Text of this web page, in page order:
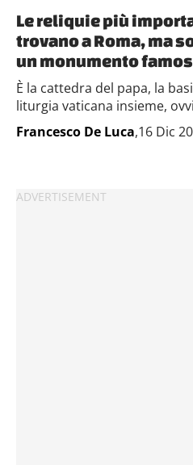
Le reliquie più
trovano a Roma, ma
un monumento
È la cattedra del papa, la
liturgia vaticana insieme,
Francesco De Luca,16 Dic